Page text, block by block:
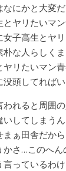
にかと大変
ヤリたいマ
子高生とヤ
な人らしく
リたいマン
頭してればい
れると周囲
してしまう
ぁ田舎だか
かさ…このへ
っているわ